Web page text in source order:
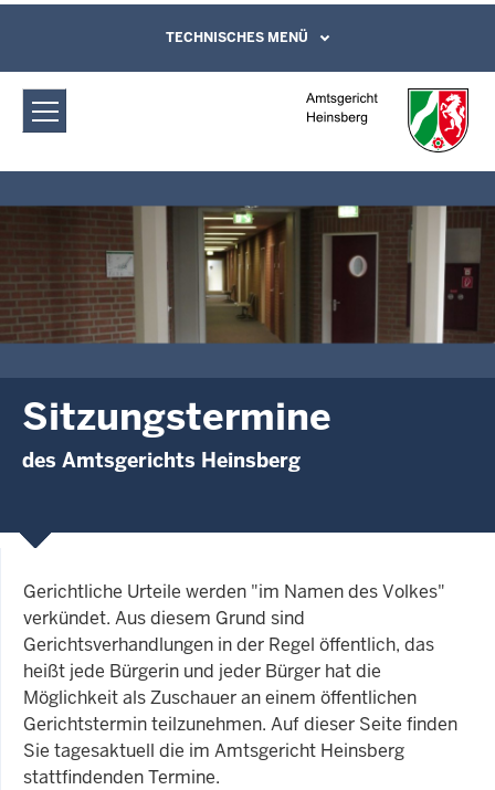
Amtsgericht Heinsberg:
Sitzungstermine
Direkt zum Inhalt
Leichte Sprache, Gebärdensprachenvideo
und Kontaktformular
TECHNISCHES MENÜ
Sitzungstermine
des Amtsgerichts Heinsberg
Gerichtliche Urteile werden "im Namen des Volkes"
verkündet. Aus diesem Grund sind
Gerichtsverhandlungen in der Regel öffentlich, das
heißt jede Bürgerin und jeder Bürger hat die
Möglichkeit als Zuschauer an einem öffentlichen
Gerichtstermin teilzunehmen. Auf dieser Seite finden
Sie tagesaktuell die im Amtsgericht Heinsberg
stattfindenden Termine.